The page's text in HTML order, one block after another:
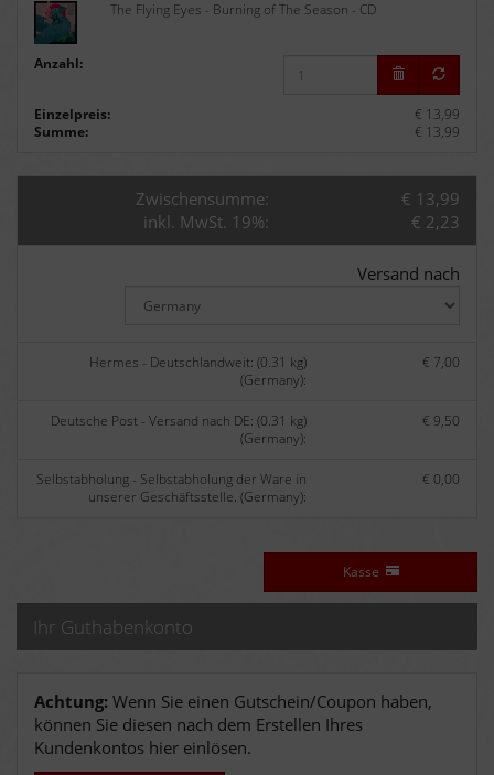
The Flying Eyes - Burning of The Season - CD
Anzahl:
Einzelpreis:
€ 13,99
Summe:
€ 13,99
Zwischensumme:
€ 13,99
inkl. MwSt. 19%:
€ 2,23
Versand nach
Hermes - Deutschlandweit: (0.31 kg)
(Germany):
€ 7,00
Deutsche Post - Versand nach DE: (0.31 kg)
(Germany):
€ 9,50
Selbstabholung - Selbstabholung der Ware in
unserer Geschäftsstelle. (Germany):
€ 0,00
Kasse
Ihr Guthabenkonto
Achtung: Wenn Sie einen Gutschein/Coupon haben,
können Sie diesen nach dem Erstellen Ihres
Kundenkontos hier einlösen.